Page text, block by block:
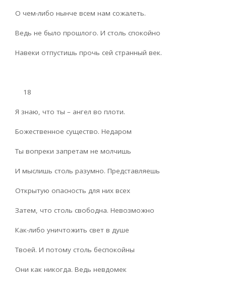
О чем-либо нынче всем нам сожалеть.
Ведь не было прошлого. И столь спокойно
Навеки отпустишь прочь сей странный век.
18
Я знаю, что ты – ангел во плоти.
Божественное существо. Недаром
Ты вопреки запретам не молчишь
И мыслишь столь разумно. Представляешь
Открытую опасность для них всех
Затем, что столь свободна. Невозможно
Как-либо уничтожить свет в душе
Твоей. И потому столь беспокойны
Они как никогда. Ведь невдомек